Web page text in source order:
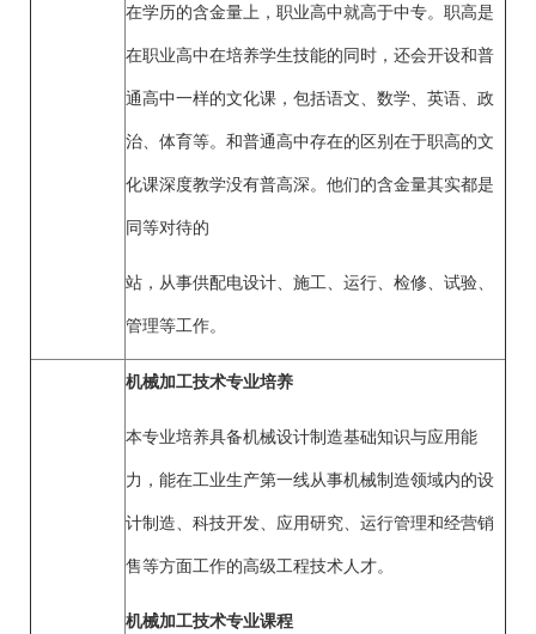
在学历的含金量上，职业高中就高于中专。职高是
在职业高中在培养学生技能的同时，还会开设和普
通高中一样的文化课，包括语文、数学、英语、政
治、体育等。和普通高中存在的区别在于职高的文
化课深度教学没有普高深。他们的含金量其实都是
同等对待的
站，从事供配电设计、施工、运行、检修、试验、
管理等工作。
机械加工技术专业培养
本专业培养具备机械设计制造基础知识与应用能
力，能在工业生产第一线从事机械制造领域内的设
计制造、科技开发、应用研究、运行管理和经营销
售等方面工作的高级工程技术人才。
机械加工技术专业课程